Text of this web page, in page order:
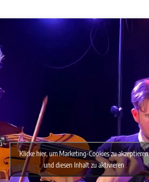
Klicke hier, um Marketing-Cookies zu akzeptieren
und diesen Inhalt zu aktivieren